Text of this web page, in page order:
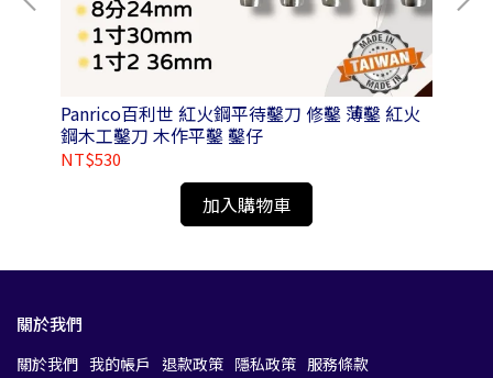
Panrico百利世 紅火鋼平待鑿刀 修鑿 薄鑿 紅火
鋼木工鑿刀 木作平鑿 鑿仔
NT$530
加入購物車
關於我們
關於我們 我的帳戶 退款政策 隱私政策 服務條款